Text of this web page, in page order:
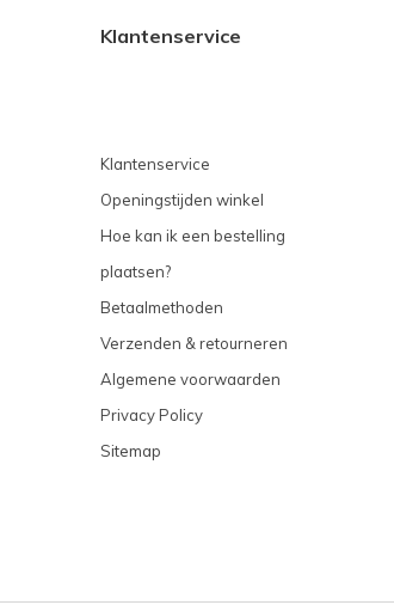
Klantenservice
Klantenservice
Openingstijden winkel
Hoe kan ik een bestelling
plaatsen?
Betaalmethoden
Verzenden & retourneren
Algemene voorwaarden
Privacy Policy
Sitemap